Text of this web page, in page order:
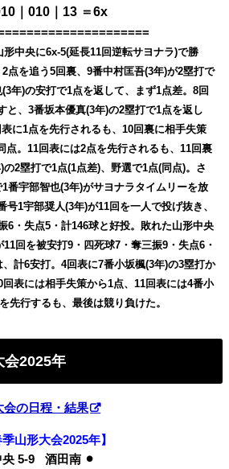
010｜13 ＝6x
形中央に6x-5(延長11回逆転サヨナラ)で勝
点を追う5回裏、9番中村匡吾(3年)が2塁打で
年)の安打で1点を返して、まず1点差。8回
と、3番坂本優真(3年)の2塁打で1点を返し
に1点を先行されるも、10回裏に相手失策
点。11回表には2点を先行されるも、11回裏
2塁打で1点(1点差)、野選で1点(同点)。さ
番宇部智也(3年)がサヨナラタイムリーを放
号1宇部奨人(3年)が11回を一人で投げ抜き、
6・失点5・計146球と好投。敗れた山形中央
回を被安打9・四死球7・奪三振9・失点6・
計6安打。4回表に7番小坂楓(3年)の3塁打か
表には相手失策から1点、11回表には4番小
先行するも、最後は競り負けた。
会2025年
会の日程・結果
山形大会2025年】
5-9
q酒田南 ⚫︎